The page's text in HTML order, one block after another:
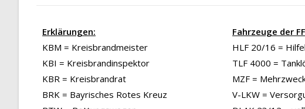
Erklärungen:
KBM = Kreisbrandmeister
KBI = Kreisbrandinspektor
KBR = Kreisbrandrat
BRK = Bayrisches Rotes Kreuz
Fahrzeuge der
HLF 20/16 =
TLF 4000 =
MZF =
V-LKW =